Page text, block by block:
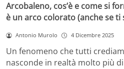
Arcobaleno, cos’è e come si
è un arco colorato (anche se ti
Antonio Murolo 4 Dicembre 2025
Un fenomeno che tutti
nasconde in realtà molto più